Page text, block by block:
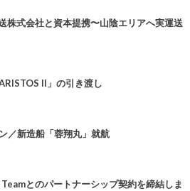
式会社と資本提携〜山陰エリアへ実運送
II」の引き渡し
／新造船「蓉翔丸」就航
とのパートナーシップ契約を締結しま